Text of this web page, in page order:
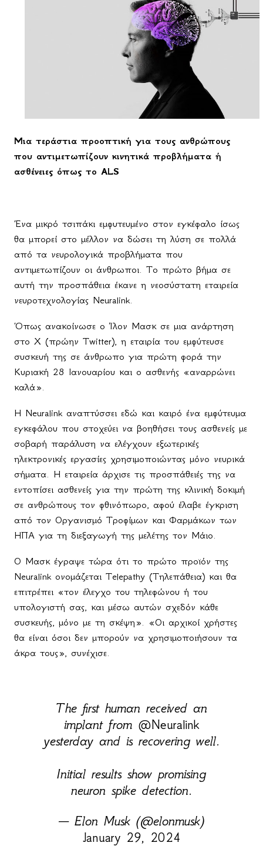
Μια τεράστια προοπτική για τους ανθρώπους
που αντιμετωπίζουν κινητικά προβλήματα ή
ασθένειες όπως το ALS
Ένα μικρό τσιπάκι εμφυτευμένο στον εγκέφαλο ίσως
θα μπορεί στο μέλλον να δώσει τη λύση σε πολλά
από τα νευρολογικά προβλήματα που
αντιμετωπίζουν οι άνθρωποι. Το πρώτο βήμα σε
αυτή την προσπάθεια έκανε η νεοσύστατη εταιρεία
νευροτεχνολογίας Neuralink.
Όπως ανακοίνωσε ο Ίλον Μασκ σε μια ανάρτηση
στο X (πρώην Twitter), η εταιρία του εμφύτευσε
συσκευή της σε άνθρωπο για πρώτη φορά την
Κυριακή 28 Ιανουαρίου και ο ασθενής «αναρρώνει
καλά».
Η Neuralink αναπτύσσει εδώ και καιρό ένα εμφύτευμα
εγκεφάλου που στοχεύει να βοηθήσει τους ασθενείς με
σοβαρή παράλυση να ελέγχουν εξωτερικές
ηλεκτρονικές εργασίες χρησιμοποιώντας μόνο νευρικά
σήματα. Η εταιρεία άρχισε τις προσπάθειές της να
εντοπίσει ασθενείς για την πρώτη της κλινική δοκιμή
σε ανθρώπους τον φθινόπωρο, αφού έλαβε έγκριση
από τον Οργανισμό Τροφίμων και Φαρμάκων των
ΗΠΑ για τη διεξαγωγή της μελέτης τον Μάιο.
Ο Μασκ έγραψε τώρα ότι το πρώτο προϊόν της
Neuralink ονομάζεται Telepathy (Τηλεπάθεια) και θα
επιτρέπει «τον έλεγχο του τηλεφώνου ή του
υπολογιστή σας, και μέσω αυτών σχεδόν κάθε
συσκευής, μόνο με τη σκέψη». «Οι αρχικοί χρήστες
θα είναι όσοι δεν μπορούν να χρησιμοποιήσουν τα
άκρα τους», συνέχισε.
The first human received an
implant from @Neuralink
yesterday and is recovering well.
Initial results show promising
neuron spike detection.
— Elon Musk (@elonmusk)
January 29, 2024